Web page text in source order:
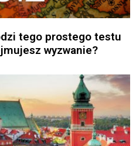
tego prostego testu
wyzwanie?